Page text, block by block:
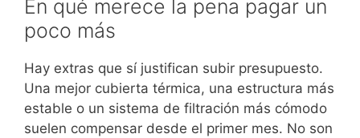
En qué merece la pena pagar un
poco más
Hay extras que sí justifican subir presupuesto.
Una mejor cubierta térmica, una estructura más
estable o un sistema de filtración más cómodo
suelen compensar desde el primer mes. No son